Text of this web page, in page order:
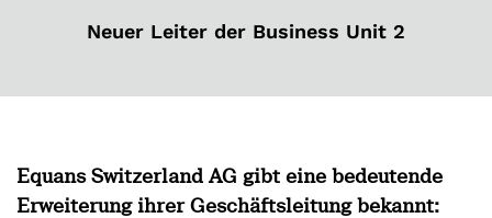
Neuer Leiter der Business Unit 2
Equans Switzerland AG gibt eine bedeutende
Erweiterung ihrer Geschäftsleitung bekannt: